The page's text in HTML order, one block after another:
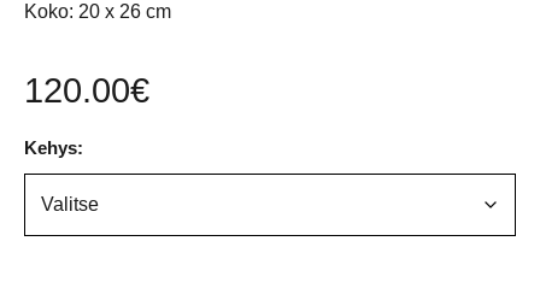
Koko: 20 x 26 cm
120.00€
Kehys: